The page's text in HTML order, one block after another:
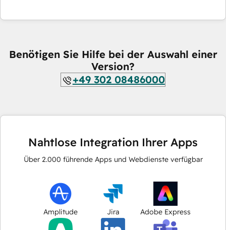
Benötigen Sie Hilfe bei der Auswahl einer
Version?
+49 302 08486000
Nahtlose Integration Ihrer Apps
Über 2.000 führende Apps und Webdienste verfügbar
Amplitude Jira Adobe Express